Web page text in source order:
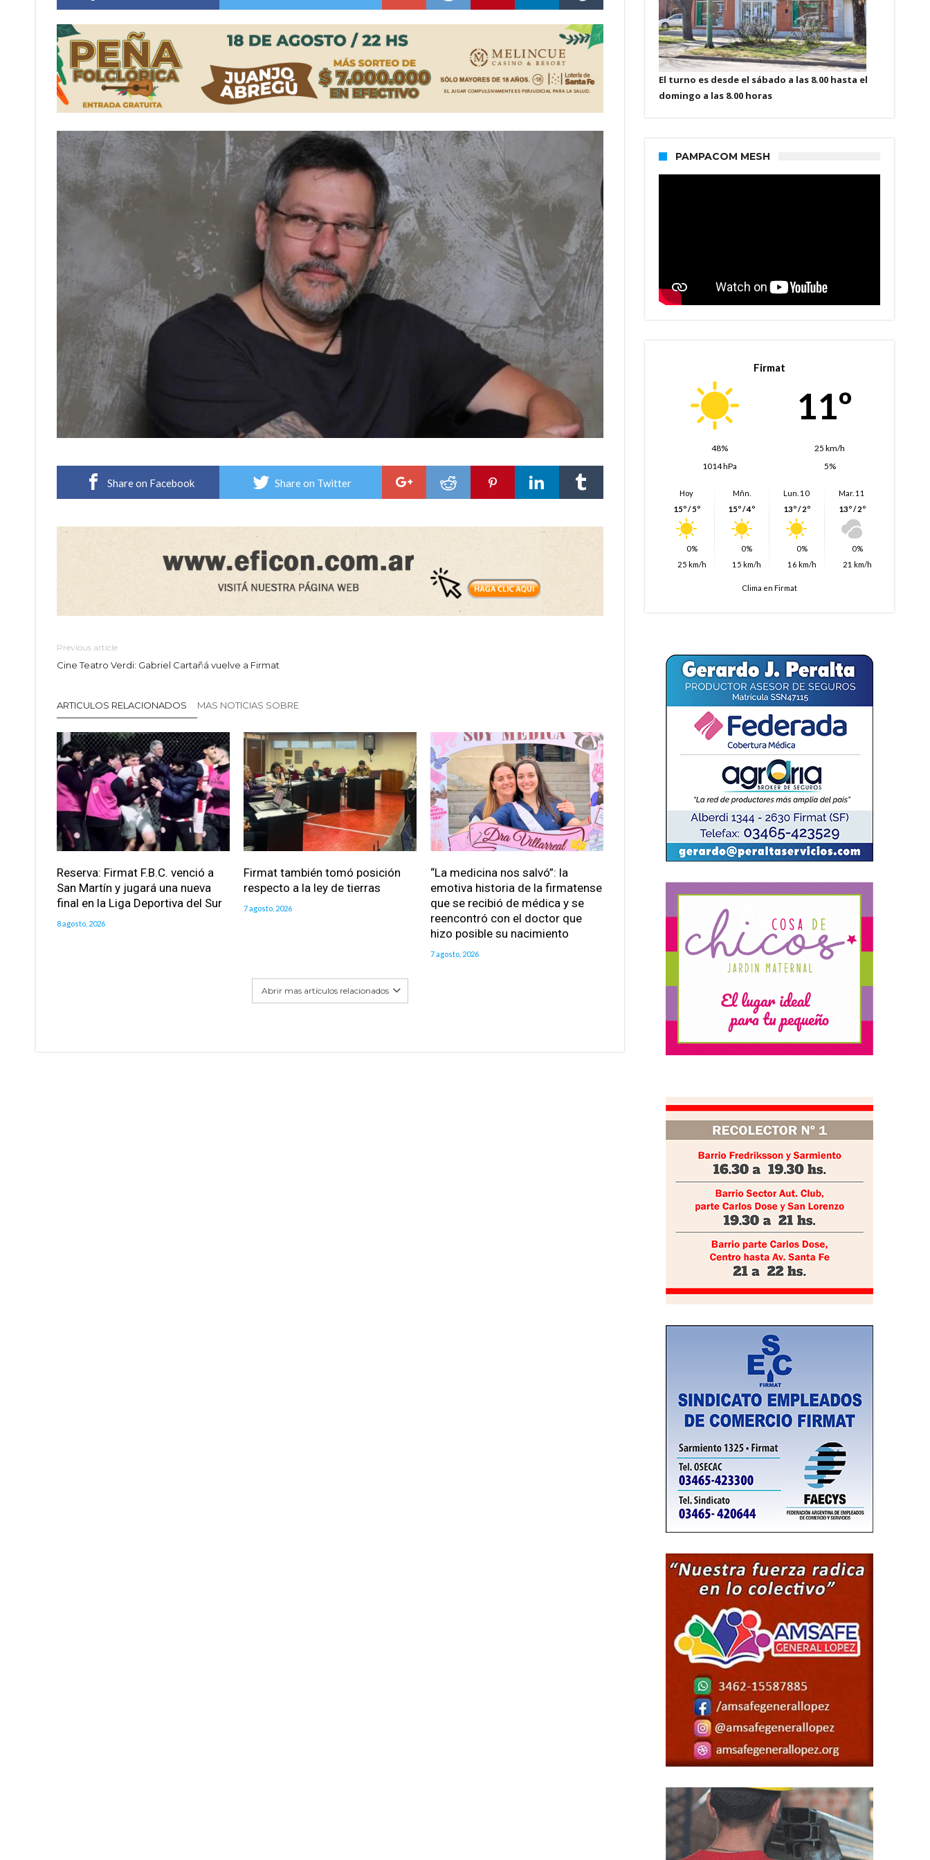
Vuelve el básquet: este viernes arranca el Clausura con agenda confirmada y planteles renovados
Share on Facebook Share on Twitter
Previous article
Cine Teatro Verdi: Gabriel Cartañá vuelve a Firmat
ARTICULOS RELACIONADOS MAS NOTICIAS SOBRE
Reserva: Firmat F.B.C. venció a
San Martín y jugará una nueva
final en la Liga Deportiva del Sur
8 agosto, 2026
Firmat también tomó posición
respecto a la ley de tierras
7 agosto, 2026
“La medicina nos salvó”: la
emotiva historia de la firmatense
que se recibió de médica y se
reencontró con el doctor que
hizo posible su nacimiento
7 agosto, 2026
Abrir mas artículos relacionados
El turno es desde el sábado a las 8.00 hasta el
domingo a las 8.00 horas
PAMPACOM MESH
Firmat
11º
48%
25 km/h
1014 hPa
5%
Hoy
15º / 5º
0%
25 km/h
Mñn.
15º / 4º
0%
15 km/h
Lun. 10
13º / 2º
0%
16 km/h
Mar. 11
13º / 2º
0%
21 km/h
Clima en Firmat